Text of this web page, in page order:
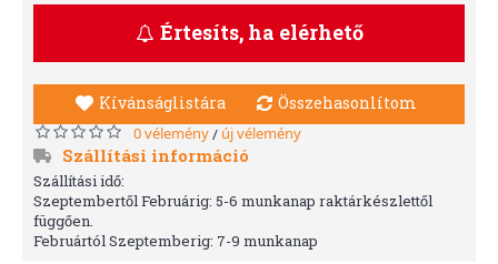
Értesíts, ha elérhető
Kívánságlistára Összehasonlítom
0 vélemény/ új vélemény
Szállítási információ
Szállítási idő:
Szeptembertől Februárig: 5-6 munkanap raktárkészlettől
függően.
Februártól Szeptemberig: 7-9 munkanap